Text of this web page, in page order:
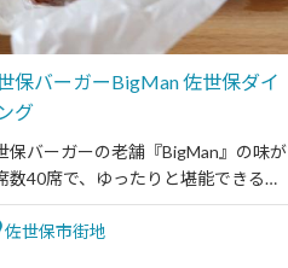
保バーガーBigMan 佐世保ダイ
グ
保バーガーの老舗『BigMan』の味が
数40席で、ゆったりと堪能できる。
様も対応。
佐世保市街地